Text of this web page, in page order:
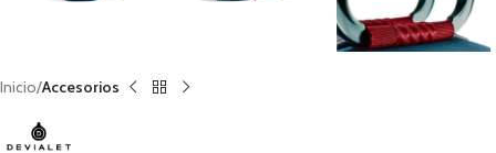
Inicio Accesorios